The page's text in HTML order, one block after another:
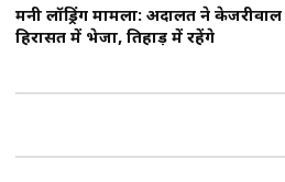
मनी लॉड्रिंग मामला: अदालत ने
हिरासत में भेजा, तिहाड़ में रहेंगे